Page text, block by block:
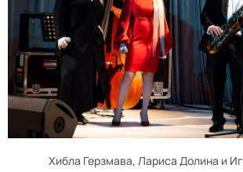
Хибла Герзмава, Лариса Долина и